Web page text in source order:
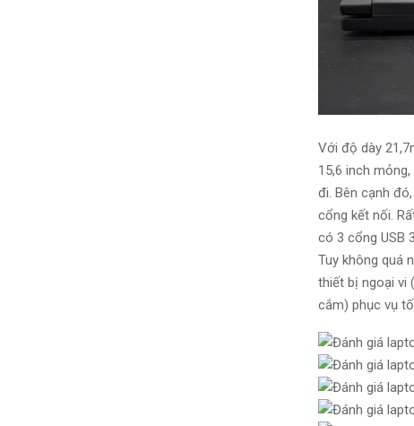
Với độ dày
15,6 inch
đi. Bên cạnh đó
cổng kết nối.
có 3 cổng USB
Tuy không quá
thiết bị ngoại vi
cắm) phục vụ